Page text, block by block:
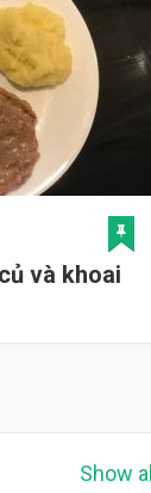
và khoai
Show